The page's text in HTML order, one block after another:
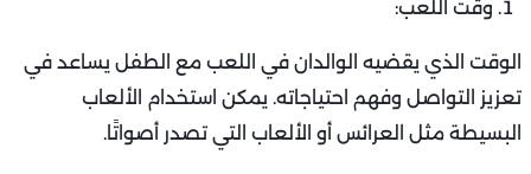
وقت اللعب:
الوقت الذي يقضيه الوالدان في اللعب مع الطفل يساعد في
تعزيز التواصل وفهم احتياجاته. يمكن استخدام الألعاب
البسيطة مثل العرائس أو الألعاب التي تصدر أصواتًا.